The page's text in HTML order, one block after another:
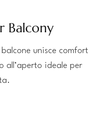
Balcony
unisce comfort
all’aperto ideale per